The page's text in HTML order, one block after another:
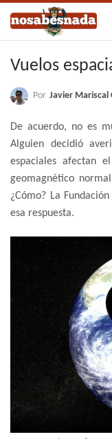
Vuelos
Por Javier Mariscal
De acuerdo, no es
Alguien decidió
espaciales afectan
geomagnético
¿Cómo? La
esa respuesta.